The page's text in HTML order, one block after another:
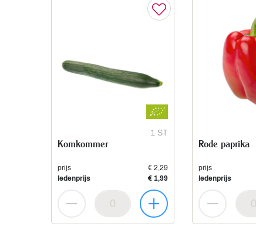
1 ST
Komkommer
prijs
€ 2,29
ledenprijs
€ 1,99
Rode paprika
prijs
ledenprijs